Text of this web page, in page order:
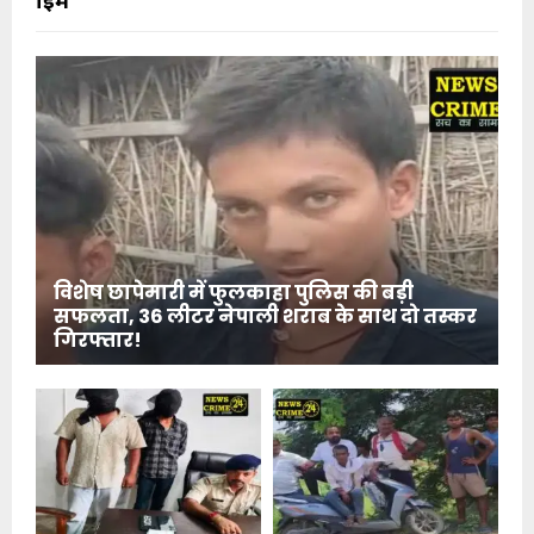
विशेष छापेमारी में फुलकाहा पुलिस की बड़ी
सफलता, 36 लीटर नेपाली शराब के साथ दो तस्कर
गिरफ्तार!